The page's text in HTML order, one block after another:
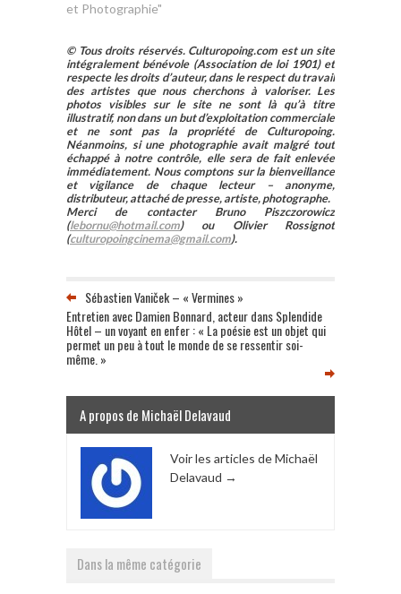
et Photographie"
© Tous droits réservés. Culturopoing.com est un site
intégralement bénévole (Association de loi 1901) et
respecte les droits d’auteur, dans le respect du travail
des artistes que nous cherchons à valoriser. Les
photos visibles sur le site ne sont là qu’à titre
illustratif, non dans un but d’exploitation commerciale
et ne sont pas la propriété de Culturopoing.
Néanmoins, si une photographie avait malgré tout
échappé à notre contrôle, elle sera de fait enlevée
immédiatement. Nous comptons sur la bienveillance
et vigilance de chaque lecteur – anonyme,
distributeur, attaché de presse, artiste, photographe.
Merci de contacter Bruno Piszczorowicz
(lebornu@hotmail.com) ou Olivier Rossignot
(culturopoingcinema@gmail.com).
Sébastien Vaniček – « Vermines »
Entretien avec Damien Bonnard, acteur dans Splendide
Hôtel – un voyant en enfer : « La poésie est un objet qui
permet un peu à tout le monde de se ressentir soi-
même. »
A propos de Michaël Delavaud
Voir les articles de Michaël
Delavaud →
Dans la même catégorie